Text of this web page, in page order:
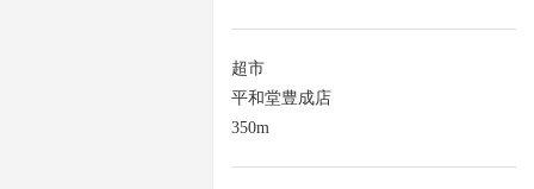
超市
平和堂豊成店
350m